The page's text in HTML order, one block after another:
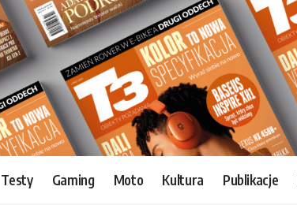
Testy Gaming Moto Kultura Publikacje